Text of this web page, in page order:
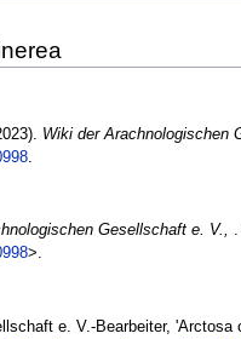
Wiki der Arachnologischen
.
Gesellschaft e. V.,
>.
e. V.-Bearbeiter, 'Arctosa